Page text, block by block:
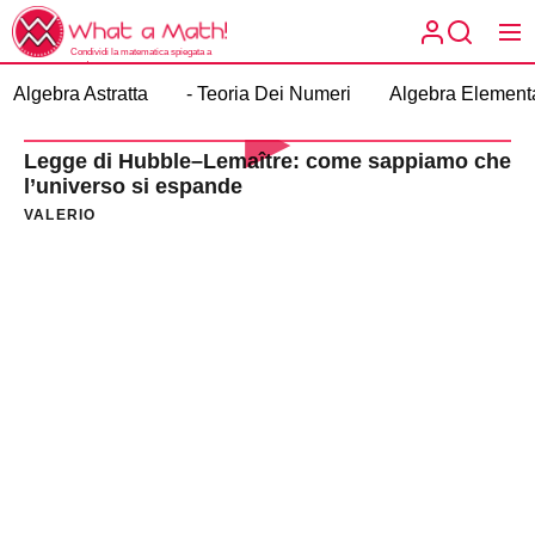
Skip
to
the
content
What
What a
Math!
Condividi la matematica spiegata a
modo tuo.
Algebra Astratta - Teoria Dei Numeri Algebra
Legge di Hubble–Lemaître: come sappiamo che
l’universo si espande
VALERIO